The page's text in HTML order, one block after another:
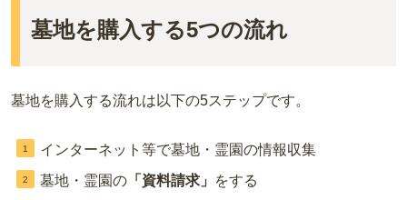
墓地を購入する5つの流れ
墓地を購入する流れは以下の5ステップです。
インターネット等で墓地・霊園の情報収集
墓地・霊園の 「資料請求」 をする